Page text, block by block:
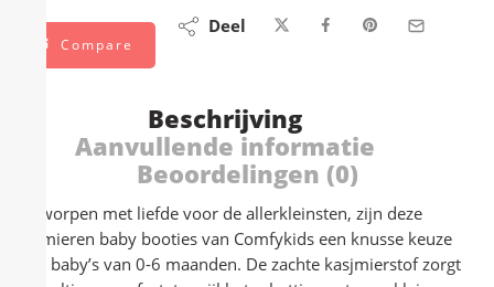
Compare
Deel
Beschrijving
Aanvullende informatie
Beoordelingen (0)
Ontworpen met liefde voor de allerkleinsten, zijn deze
kasjmieren baby booties van Comfykids een knusse keuze
voor baby’s van 0-6 maanden. De zachte kasjmierstof zorgt